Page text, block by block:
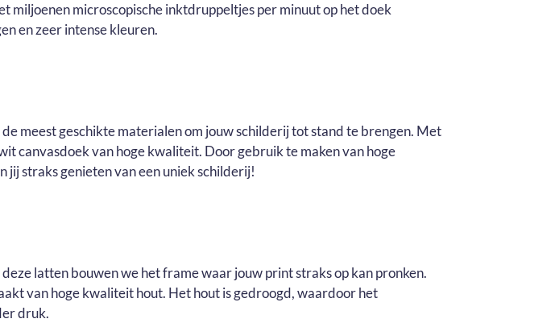
microscopische inktdruppeltjes per minuut op het doek
en zeer intense kleuren.
meest geschikte materialen om jouw schilderij tot stand te brengen. Met
canvasdoek van hoge kwaliteit. Door gebruik te maken van hoge
straks genieten van een uniek schilderij!
latten bouwen we het frame waar jouw print straks op kan pronken.
van hoge kwaliteit hout. Het hout is gedroogd, waardoor het
druk.